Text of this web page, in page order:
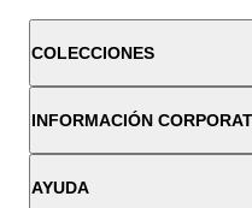
COLECCIONES
INFORMACIÓN
AYUDA